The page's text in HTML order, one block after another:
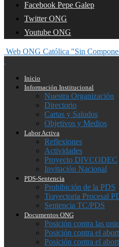
Facebook Pepe Galep
Twitter ONG
Youtube ONG
Web ONG Católica "Sin
Inicio
Información Institucional
Nuestra Organización
Directorio
Cartas y Saludos
Objetivos y Medios
Labor Activa
Reflexiones
Actividades
Proyecto DIVCODEC
Invitación Nacional
PDS-Sentencia
Prohibición de la PDS
Trayectoria Procesal
Sentencia TC/PDS
Documentos ONG
Posición contra las
Posición contra el
Posición contra el